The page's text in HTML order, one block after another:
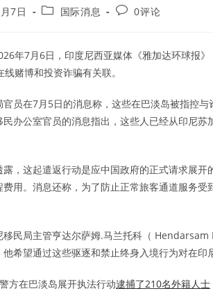
7日
Post国际消息
Post0评论
年7月6日，印度尼西亚媒体《雅加达环球报》
赌博和投资诈骗有关联。
官员在7月5日的消息称，这些在巴淡岛被指控
办公室官员的消息指出，这些人已经从印尼
，这起遣返行动是应中国政府的正式请求展
用。消息还称，为了防止正常旅客通道服务
移民局主管亨达尔萨姆.马兰托科（
希望通过这些驱逐和禁止终身入境行为对在印
方在巴淡岛展开执法行动逮捕了210名外籍人士